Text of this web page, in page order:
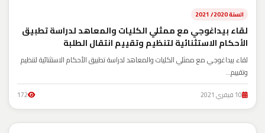
السنة 2020/ 2021
لقاء بيداغوجي مع ممثلي الكليات والمعاهد لدراسة تطبيق
الأحكام الاستثنائية لتنظيم وتقييم انتقال الطلبة
لقاء بيداغوجي مع ممثلي الكليات والمعاهد لدراسة تطبيق الأحكام الاستثنائية لتنظيم
وتقييم...
10 فيفري 2021 172